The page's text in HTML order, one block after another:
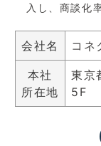
入し、商談化
会社名 コネ
本社
所在地
東京
5F